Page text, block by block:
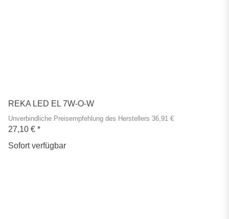
REKA LED EL 7W-O-W
Unverbindliche Preisempfehlung des Herstellers 36,91 €
27,10 € *
Sofort verfügbar